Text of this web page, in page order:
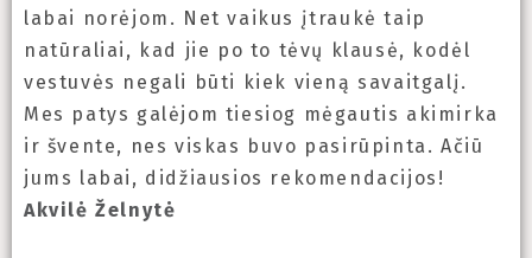
labai norėjom. Net vaikus įtraukė taip
natūraliai, kad jie po to tėvų klausė, kodėl
vestuvės negali būti kiek vieną savaitgalį.
Mes patys galėjom tiesiog mėgautis akimirka
ir švente, nes viskas buvo pasirūpinta. Ačiū
jums labai, didžiausios rekomendacijos!
Akvilė Želnytė